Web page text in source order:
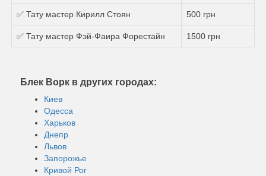
✅ Тату мастер Кирилл Стоян 500 грн
✅ Тату мастер Фэй-Фаира Форестайн 1500 грн
Блек Ворк в других городах:
Киев
Одесса
Харьков
Днепр
Львов
Запорожье
Кривой Рог